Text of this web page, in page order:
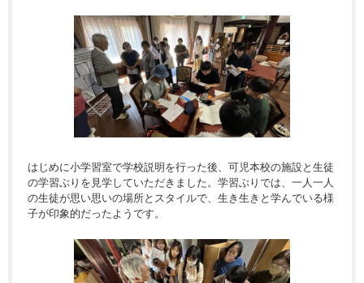
はじめに小学習室で学校説明を行った後、可児本校の施設と生徒
の学習ぶりを見学していただきました。学習ぶりでは、一人一人
の生徒が思い思いの場所とスタイルで、生き生きと学んでいる様
子が印象的だったようです。